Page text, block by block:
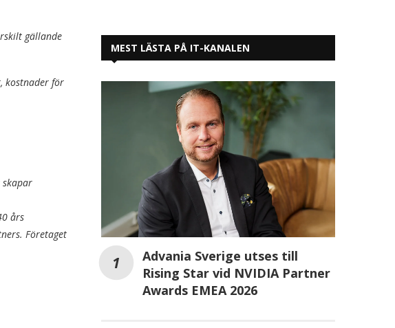
gällande
kostnader för
års
Företaget
MEST LÄSTA PÅ IT-KANALEN
Advania Sverige utses till
Rising Star vid NVIDIA Partner
Awards EMEA 2026